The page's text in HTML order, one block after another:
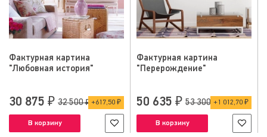
Фактурная картина
"Любовная история"
30 875 ₽ 32 500 ₽ 617,50 ₽
В корзину
Фактурная картина
"Перерождение"
50 635 ₽ 53 300 ₽1 012,70 ₽
В корзину